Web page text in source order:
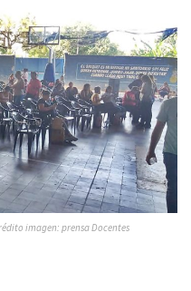
imagen: prensa Docentes